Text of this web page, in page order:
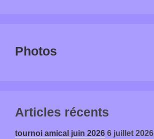
Photos
Articles récents
tournoi amical juin 2026 6 juillet 2026